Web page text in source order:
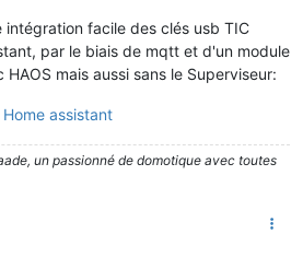
facile des clés usb TIC
par le biais de mqtt et d'un module
mais aussi sans le Superviseur:
assistant
un passionné de domotique avec toutes